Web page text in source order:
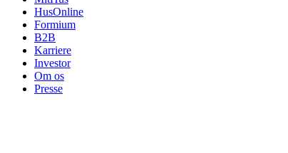
HusOnline
Formium
B2B
Karriere
Investor
Om os
Presse